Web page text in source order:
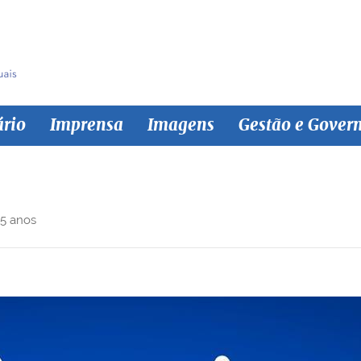
Imprensa Imagens Gestão e
anos